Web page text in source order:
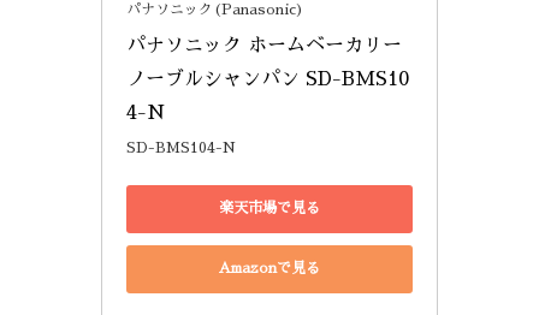
パナソニック(Panasonic)
パナソニック ホームベーカリー
ノーブルシャンパン SD-BMS10
4-N
SD-BMS104-N
楽天市場で見る
Amazonで見る